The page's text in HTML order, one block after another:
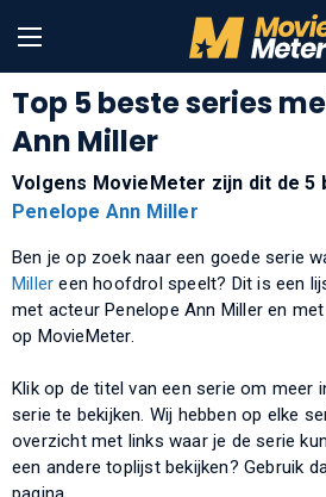
Top 5 beste series
Ann Miller
Volgens MovieMeter zijn dit de
Penelope Ann Miller
Ben je op zoek naar een goede serie
Miller een hoofdrol speelt? Dit is een
met acteur Penelope Ann Miller en
op MovieMeter.
Klik op de titel van een serie om meer
serie te bekijken. Wij hebben op elke
overzicht met links waar je de serie
een andere toplijst bekijken? Gebruik